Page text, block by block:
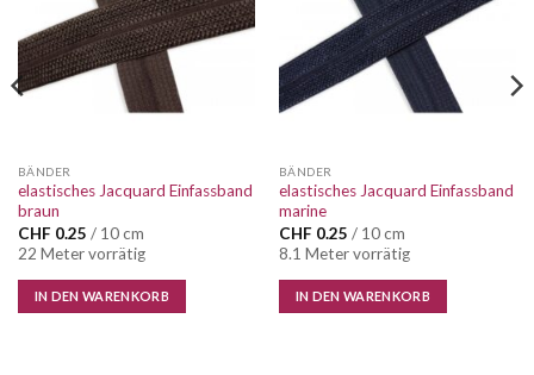
BÄNDER
elastisches Jacquard Einfassband
braun
CHF 0.25 / 10 cm
22 Meter vorrätig
IN DEN WARENKORB
BÄNDER
elastisches Jacquard Einfassband
marine
CHF 0.25 / 10 cm
8.1 Meter vorrätig
IN DEN WARENKORB